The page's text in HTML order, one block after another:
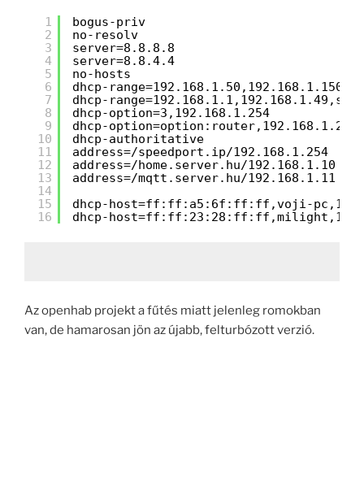
1
2
3
4
5
6
7
8
9
10
11
12
13
14
15
16
bogus-priv
no-resolv
server=8.8.8.8
server=8.8.4.4
no-hosts
dhcp-
dhcp-
dhcp-option=3,192.168.1.254
dhcp-option=option:router,192.168.1.254
dhcp-authoritative
address=/speedport.ip/192.168.1.254
address=/home.server.hu/192.168.1.10
address=/mqtt.server.hu/192.168.1.11
dhcp-host=ff:ff:a5:6f:ff:ff,voji-
dhcp-
Az openhab projekt a fűtés miatt jelenleg romokban
van, de hamarosan jön az újabb, felturbózott verzió.